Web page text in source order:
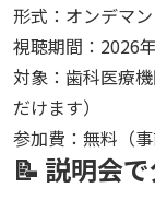
形式：オンデマ
視聴期間：2026
対象：歯科医療
だけます）
参加費：無料（事
📝 説明会